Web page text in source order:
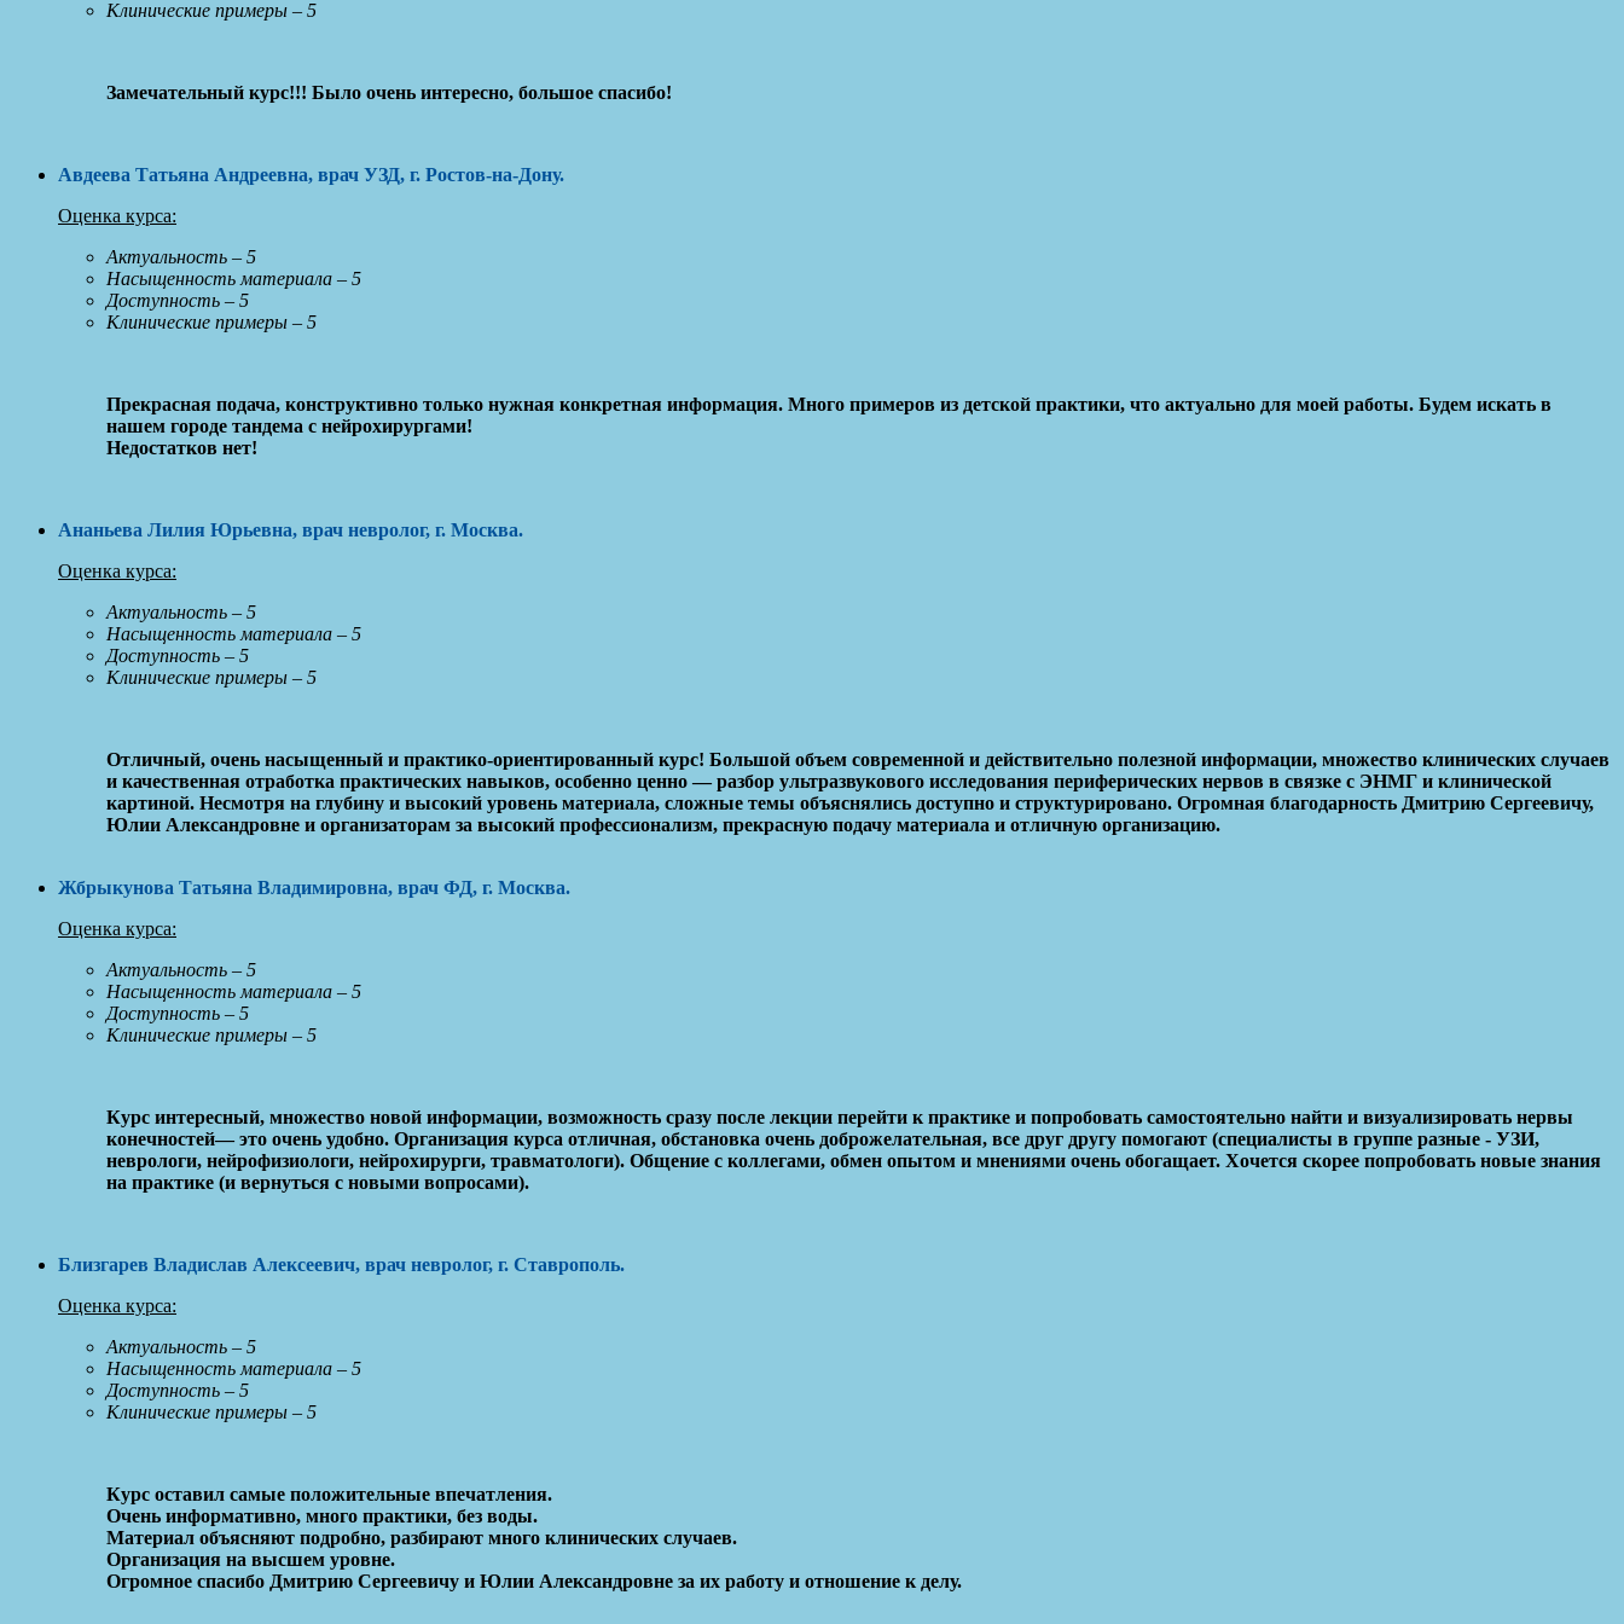
Клинические примеры – 5
Замечательный курс!!! Было очень интересно, большое спасибо!
Авдеева Татьяна Андреевна, врач УЗД, г. Ростов-на-Дону.
Оценка курса:
Актуальность – 5
Насыщенность материала – 5
Доступность – 5
Клинические примеры – 5
Прекрасная подача, конструктивно только нужная конкретная информация. Много примеров из детской практики, что актуально для моей работы. Будем искать в
нашем городе тандема с нейрохирургами!
Недостатков нет!
Ананьева Лилия Юрьевна, врач невролог, г. Москва.
Оценка курса:
Актуальность – 5
Насыщенность материала – 5
Доступность – 5
Клинические примеры – 5
Отличный, очень насыщенный и практико-ориентированный курс! Большой объем современной и действительно полезной информации, множество клинических случаев
и качественная отработка практических навыков, особенно ценно — разбор ультразвукового исследования периферических нервов в связке с ЭНМГ и клинической
картиной. Несмотря на глубину и высокий уровень материала, сложные темы объяснялись доступно и структурировано. Огромная благодарность Дмитрию Сергеевичу,
Юлии Александровне и организаторам за высокий профессионализм, прекрасную подачу материала и отличную организацию.
Жбрыкунова Татьяна Владимировна, врач ФД, г. Москва.
Оценка курса:
Актуальность – 5
Насыщенность материала – 5
Доступность – 5
Клинические примеры – 5
Курс интересный, множество новой информации, возможность сразу после лекции перейти к практике и попробовать самостоятельно найти и визуализировать нервы
конечностей— это очень удобно. Организация курса отличная, обстановка очень доброжелательная, все друг другу помогают (специалисты в группе разные - УЗИ,
неврологи, нейрофизиологи, нейрохирурги, травматологи). Общение с коллегами, обмен опытом и мнениями очень обогащает. Хочется скорее попробовать новые знания
на практике (и вернуться с новыми вопросами).
Близгарев Владислав Алексеевич, врач невролог, г. Ставрополь.
Оценка курса:
Актуальность – 5
Насыщенность материала – 5
Доступность – 5
Клинические примеры – 5
Курс оставил самые положительные впечатления.
Очень информативно, много практики, без воды.
Материал объясняют подробно, разбирают много клинических случаев.
Организация на высшем уровне.
Огромное спасибо Дмитрию Сергеевичу и Юлии Александровне за их работу и отношение к делу.